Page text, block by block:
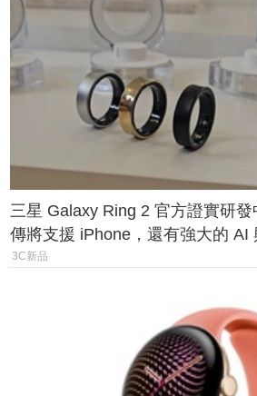
三星 Galaxy Ring 2 官方證實研發
傳將支援 iPhone，還有強大的 AI
慧家電連動功能
3C新品